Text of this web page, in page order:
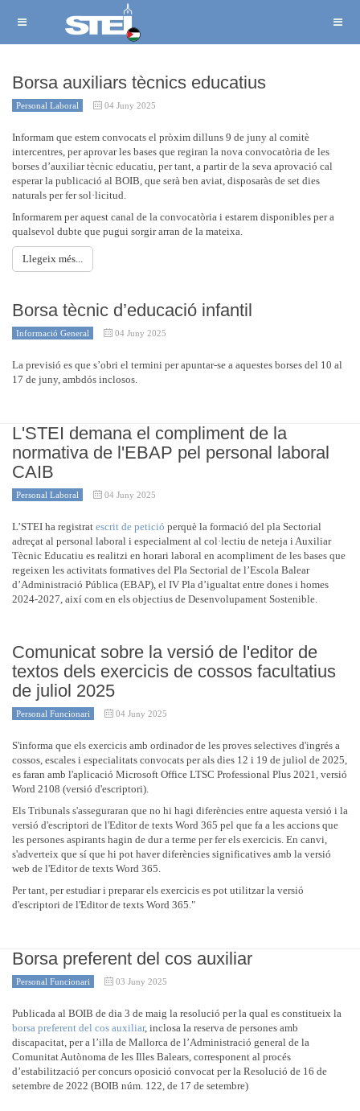
Borsa auxiliars tècnics educatius
Personal Laboral 04 Juny 2025
Informam que estem convocats el pròxim dilluns 9 de juny al comitè
intercentres, per aprovar les bases que regiran la nova convocatòria de les
borses d’auxiliar tècnic educatiu, per tant, a partir de la seva aprovació cal
esperar la publicació al BOIB, que serà ben aviat, disposaràs de set dies
naturals per fer sol·licitud.
Informarem per aquest canal de la convocatòria i estarem disponibles per a
qualsevol dubte que pugui sorgir arran de la mateixa.
Llegeix més...
Borsa tècnic d’educació infantil
Informació General 04 Juny 2025
La previsió es que s’obri el termini per apuntar-se a aquestes borses del 10 al
17 de juny, ambdós inclosos.
L'STEI demana el compliment de la
normativa de l'EBAP pel personal laboral
CAIB
Personal Laboral 04 Juny 2025
L’STEI ha registrat escrit de petició perquè la formació del pla Sectorial
adreçat al personal laboral i especialment al col·lectiu de neteja i Auxiliar
Tècnic Educatiu es realitzi en horari laboral en acompliment de les bases que
regeixen les activitats formatives del Pla Sectorial de l’Escola Balear
d’Administració Pública (EBAP), el IV Pla d’igualtat entre dones i homes
2024-2027, així com en els objectius de Desenvolupament Sostenible.
Comunicat sobre la versió de l'editor de
textos dels exercicis de cossos facultatius
de juliol 2025
Personal Funcionari 04 Juny 2025
S'informa que els exercicis amb ordinador de les proves selectives d'ingrés a
cossos, escales i especialitats convocats per als dies 12 i 19 de juliol de 2025,
es faran amb l'aplicació Microsoft Office LTSC Professional Plus 2021, versió
Word 2108 (versió d'escriptori).
Els Tribunals s'asseguraran que no hi hagi diferències entre aquesta versió i la
versió d'escriptori de l'Editor de texts Word 365 pel que fa a les accions que
les persones aspirants hagin de dur a terme per fer els exercicis. En canvi,
s'adverteix que sí que hi pot haver diferències significatives amb la versió
web de l'Editor de texts Word 365.
Per tant, per estudiar i preparar els exercicis es pot utilitzar la versió
d'escriptori de l'Editor de texts Word 365."
Borsa preferent del cos auxiliar
Personal Funcionari 03 Juny 2025
Publicada al BOIB de dia 3 de maig la resolució per la qual es constitueix la
borsa preferent del cos auxiliar, inclosa la reserva de persones amb
discapacitat, per a l’illa de Mallorca de l’Administració general de la
Comunitat Autònoma de les Illes Balears, corresponent al procés
d’estabilització per concurs oposició convocat per la Resolució de 16 de
setembre de 2022 (BOIB núm. 122, de 17 de setembre)